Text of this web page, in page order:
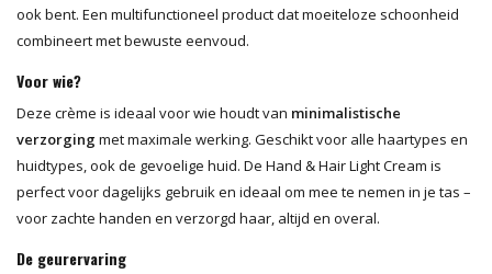
ook bent. Een multifunctioneel product dat moeiteloze schoonheid
combineert met bewuste eenvoud.
Voor wie?
Deze crème is ideaal voor wie houdt van minimalistische
verzorging met maximale werking. Geschikt voor alle haartypes en
huidtypes, ook de gevoelige huid. De Hand & Hair Light Cream is
perfect voor dagelijks gebruik en ideaal om mee te nemen in je tas –
voor zachte handen en verzorgd haar, altijd en overal.
De geurervaring